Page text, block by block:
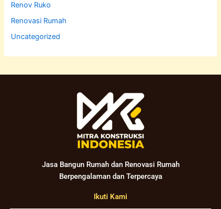
Renov Ruko
Renovasi Rumah
Uncategorized
Jasa Bangun Rumah dan Renovasi Rumah
Berpengalaman dan Terpercaya
Ikuti Kami